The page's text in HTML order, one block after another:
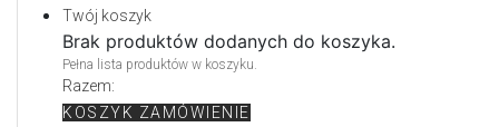
Twój koszyk
Brak produktów dodanych do koszyka.
Pełna lista produktów w koszyku.
Razem:
KOSZYK ZAMÓWIENIE